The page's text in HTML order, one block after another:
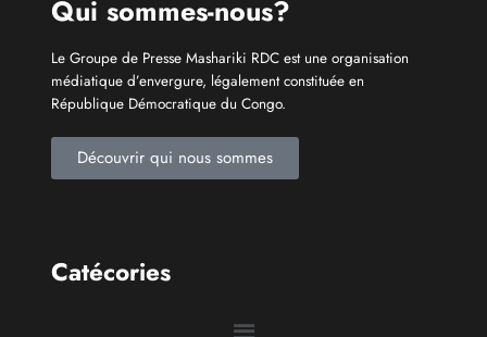
Qui sommes-nous?
Le Groupe de Presse Mashariki RDC est une organisation
médiatique d’envergure, légalement constituée en
République Démocratique du Congo.
Découvrir qui nous sommes
Catécories